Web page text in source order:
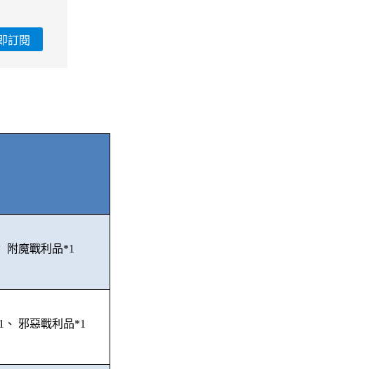
訂閱
附魔戰利品*1
邪惡戰利品*1